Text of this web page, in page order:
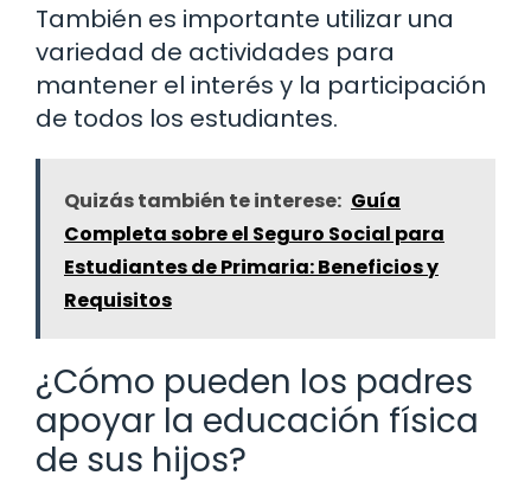
También es importante utilizar una
variedad de actividades para
mantener el interés y la participación
de todos los estudiantes.
Quizás también te interese: Guía
Completa sobre el Seguro Social para
Estudiantes de Primaria: Beneficios y
Requisitos
¿Cómo pueden los padres
apoyar la educación física
de sus hijos?